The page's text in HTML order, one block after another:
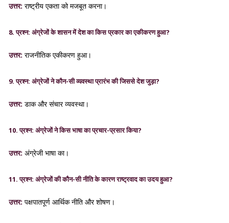
उत्तर: राष्ट्रीय एकता को मजबूत करना।
8. प्रश्न: अंग्रेजों के शासन में देश का किस प्रकार का एकीकरण हुआ?
उत्तर: राजनीतिक एकीकरण हुआ।
9. प्रश्न: अंग्रेजों ने कौन-सी व्यवस्था प्रारंभ की जिससे देश जुड़ा?
उत्तर: डाक और संचार व्यवस्था।
10. प्रश्न: अंग्रेजों ने किस भाषा का प्रचार-प्रसार किया?
उत्तर: अंग्रेजी भाषा का।
11. प्रश्न: अंग्रेजों की कौन-सी नीति के कारण राष्ट्रवाद का उदय हुआ?
उत्तर: पक्षपातपूर्ण आर्थिक नीति और शोषण।